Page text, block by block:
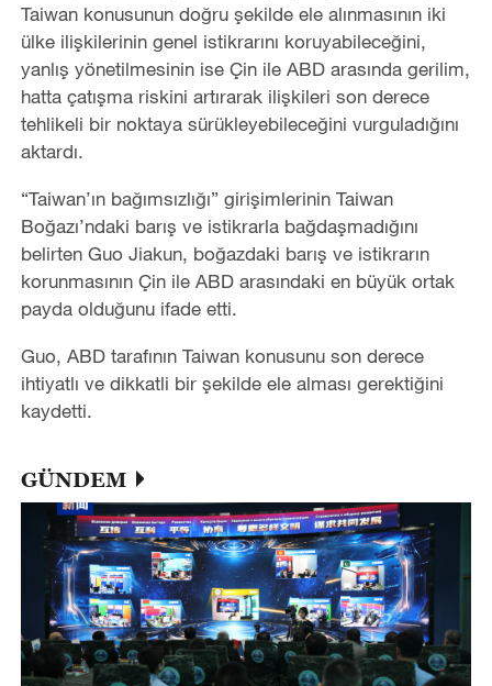
Taiwan konusunun doğru şekilde ele alınmasının iki
ülke ilişkilerinin genel istikrarını koruyabileceğini,
yanlış yönetilmesinin ise Çin ile ABD arasında gerilim,
hatta çatışma riskini artırarak ilişkileri son derece
tehlikeli bir noktaya sürükleyebileceğini vurguladığını
aktardı.
“Taiwan’ın bağımsızlığı” girişimlerinin Taiwan
Boğazı’ndaki barış ve istikrarla bağdaşmadığını
belirten Guo Jiakun, boğazdaki barış ve istikrarın
korunmasının Çin ile ABD arasındaki en büyük ortak
payda olduğunu ifade etti.
Guo, ABD tarafının Taiwan konusunu son derece
ihtiyatlı ve dikkatli bir şekilde ele alması gerektiğini
kaydetti.
GÜNDEM